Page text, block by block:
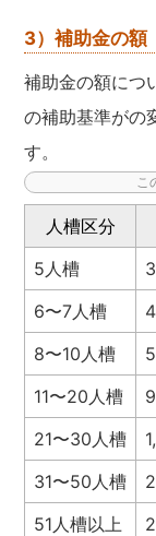
3）補助金の額
補助金の額につ
の補助基準がの
す。
人槽区分
5人槽
6〜7人槽
8〜10人槽
11〜20人槽
21〜30人槽
31〜50人槽
51人槽以上